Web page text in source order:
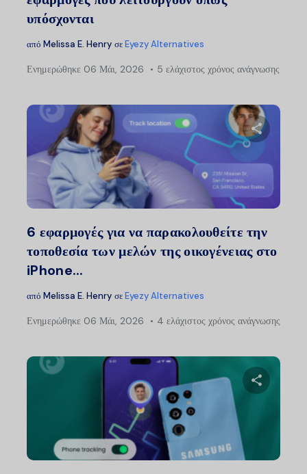
υπόσχονται
από Melissa E. Henry σεEyezy Alternatives
Ενημερώθηκε 06 Μάι, 2026 5 ελάχιστος χρόνος ανάγνωσης
6 εφαρμογές για να παρακολουθείτε την
τοποθεσία των μελών της οικογένειας στο
iPhone...
από Melissa E. Henry σεEyezy Alternatives
Ενημερώθηκε 06 Μάι, 2026 4 ελάχιστος χρόνος ανάγνωσης